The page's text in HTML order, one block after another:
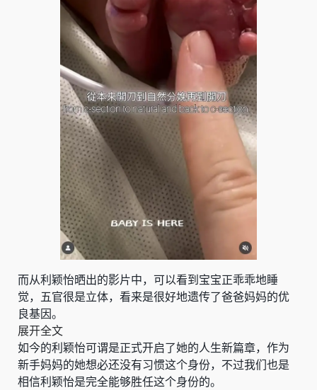
而从利颖怡晒出的影片中，可以看到宝宝正乖乖地睡
觉，五官很是立体，看来是很好地遗传了爸爸妈妈的优
良基因。
展开全文
如今的利颖怡可谓是正式开启了她的人生新篇章，作为
新手妈妈的她想必还没有习惯这个身份，不过我们也是
相信利颖怡是完全能够胜任这个身份的。